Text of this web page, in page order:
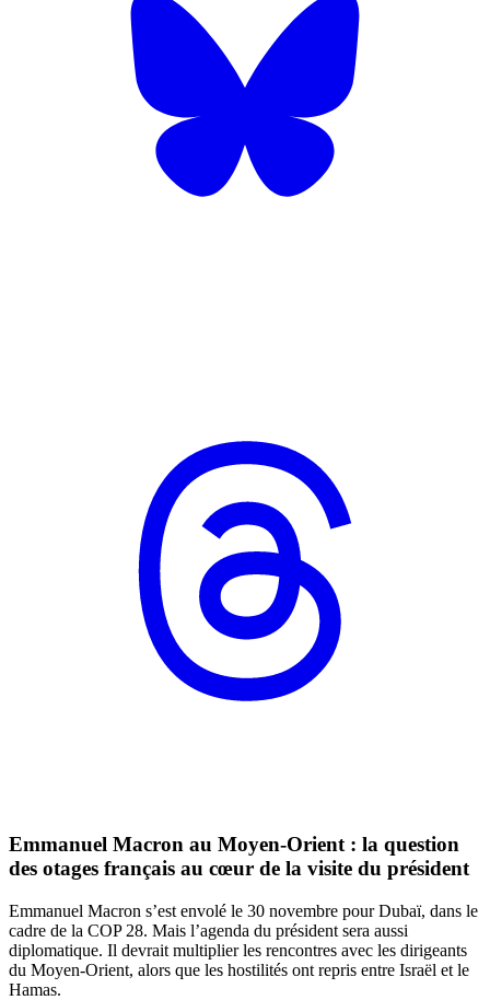
Emmanuel Macron au Moyen-Orient : la question
des otages français au cœur de la visite du président
Emmanuel Macron s’est envolé le 30 novembre pour Dubaï, dans le
cadre de la COP 28. Mais l’agenda du président sera aussi
diplomatique. Il devrait multiplier les rencontres avec les dirigeants
du Moyen-Orient, alors que les hostilités ont repris entre Israël et le
Hamas.